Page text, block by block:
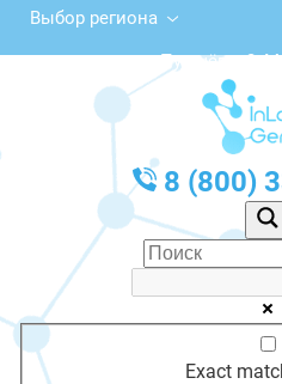
Выбор региона
ул. Пугачёва, 2,
с 10:00
График работы: Пн-
8 (800)
Exact